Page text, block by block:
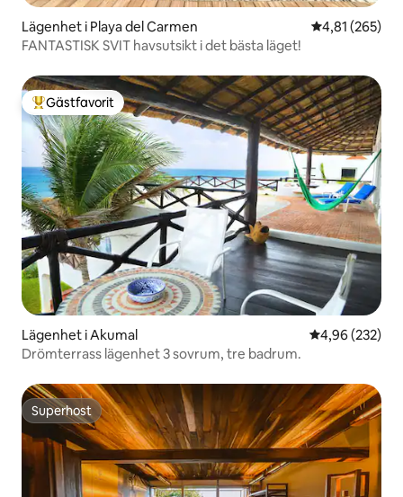
Lägenhet i Playa del Carmen 4,81 av 5 i
4,81 (265)
FANTASTISK SVIT havsutsikt i det bästa läget!
Populär gästfavorit
Gästfavorit
Lägenhet i Akumal 4,96 av 5 i
4,96 (232)
Drömterrass lägenhet 3 sovrum, tre badrum.
Superhost
Superhost